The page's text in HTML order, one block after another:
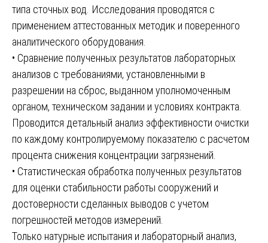
типа сточных вод. Исследования проводятся с
применением аттестованных методик и поверенного
аналитического оборудования.
• Сравнение полученных результатов лабораторных
анализов с требованиями, установленными в
разрешении на сброс, выданном уполномоченным
органом, техническом задании и условиях контракта.
Проводится детальный анализ эффективности очистки
по каждому контролируемому показателю с расчетом
процента снижения концентрации загрязнений.
• Статистическая обработка полученных результатов
для оценки стабильности работы сооружений и
достоверности сделанных выводов с учетом
погрешностей методов измерений.
Только натурные испытания и лабораторный анализ,